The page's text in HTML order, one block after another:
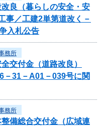
良（暮らしの安全・安
／工建2単第道改く－
入札公告
務所
交付金（道路改良）
31－A01－039号に関
務所
備総合交付金（広域連